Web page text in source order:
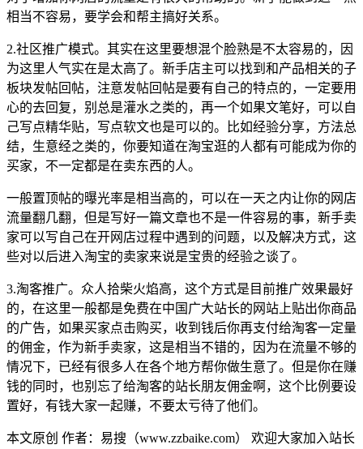
相当不容易，要学会和帮主搞好关系。
2.社区推广模式。其实在这里要想混个脸熟是不太容易的，因
为这里人气实在是太高了。新手店主可以找到和产品相关的子
板块发帖回帖，注意发帖回帖是要有自己的特点的，一定要用
心的去回复，别总是灌水之类的，再一个如果文笔好，可以自
己写点精华贴，写点软文也是可以的。比如经验分享，方法总
结，生意经之类的，你要知道在淘宝逛的人都有可能成为你的
买家，不一定都是在卖东西的人。
一般置顶帖的曝光率是相当高的，可以在一天之内让你的网店
流量翻几翻，但是写好一篇文章也不是一件容易的事，新手卖
家可以写自己在开网店过程中遇到的问题，以及解决方式，这
些对以后进入淘宝的卖家来说是宝贵的经验之谈了。
3.淘客推广。众人拾柴火焰高，这个方式是目前推广效果最好
的，在这里一般都是免费在中国广大站长的网站上贴出你商品
的广告，如果买家点击购买，收到钱后你再支付给淘客一定量
的佣金，作为新手卖家，这是相当不错的，因为在流量不够的
情况下，已经有很多人在各个地方帮你做生意了。但是你在赚
钱的同时，也别忘了给淘客的站长朋友佣金啊，这个比例要设
置好，有钱大家一起赚，不要太亏待了他们。
本文原创 作者：易搜（www.zzbaike.com） 欢迎大家加入站长